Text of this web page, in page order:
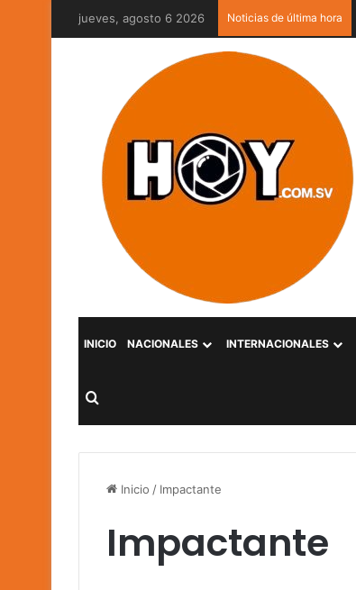
jueves, agosto 6 2026 Noticias de última hora
INICIO NACIONALES INTERNACIONALES
Buscar por
Inicio / Impactante
Impactante